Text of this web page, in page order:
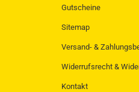
Gutscheine
Sitemap
Versand- &
Widerrufsrecht &
Kontakt